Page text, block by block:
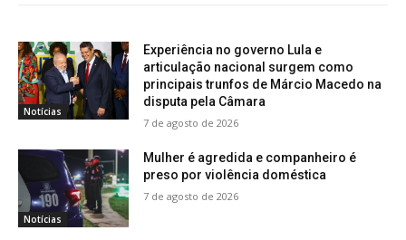
Notícias
Experiência no governo Lula e
articulação nacional surgem como
principais trunfos de Márcio Macedo na
disputa pela Câmara
7 de agosto de 2026
Notícias
Mulher é agredida e companheiro é
preso por violência doméstica
7 de agosto de 2026